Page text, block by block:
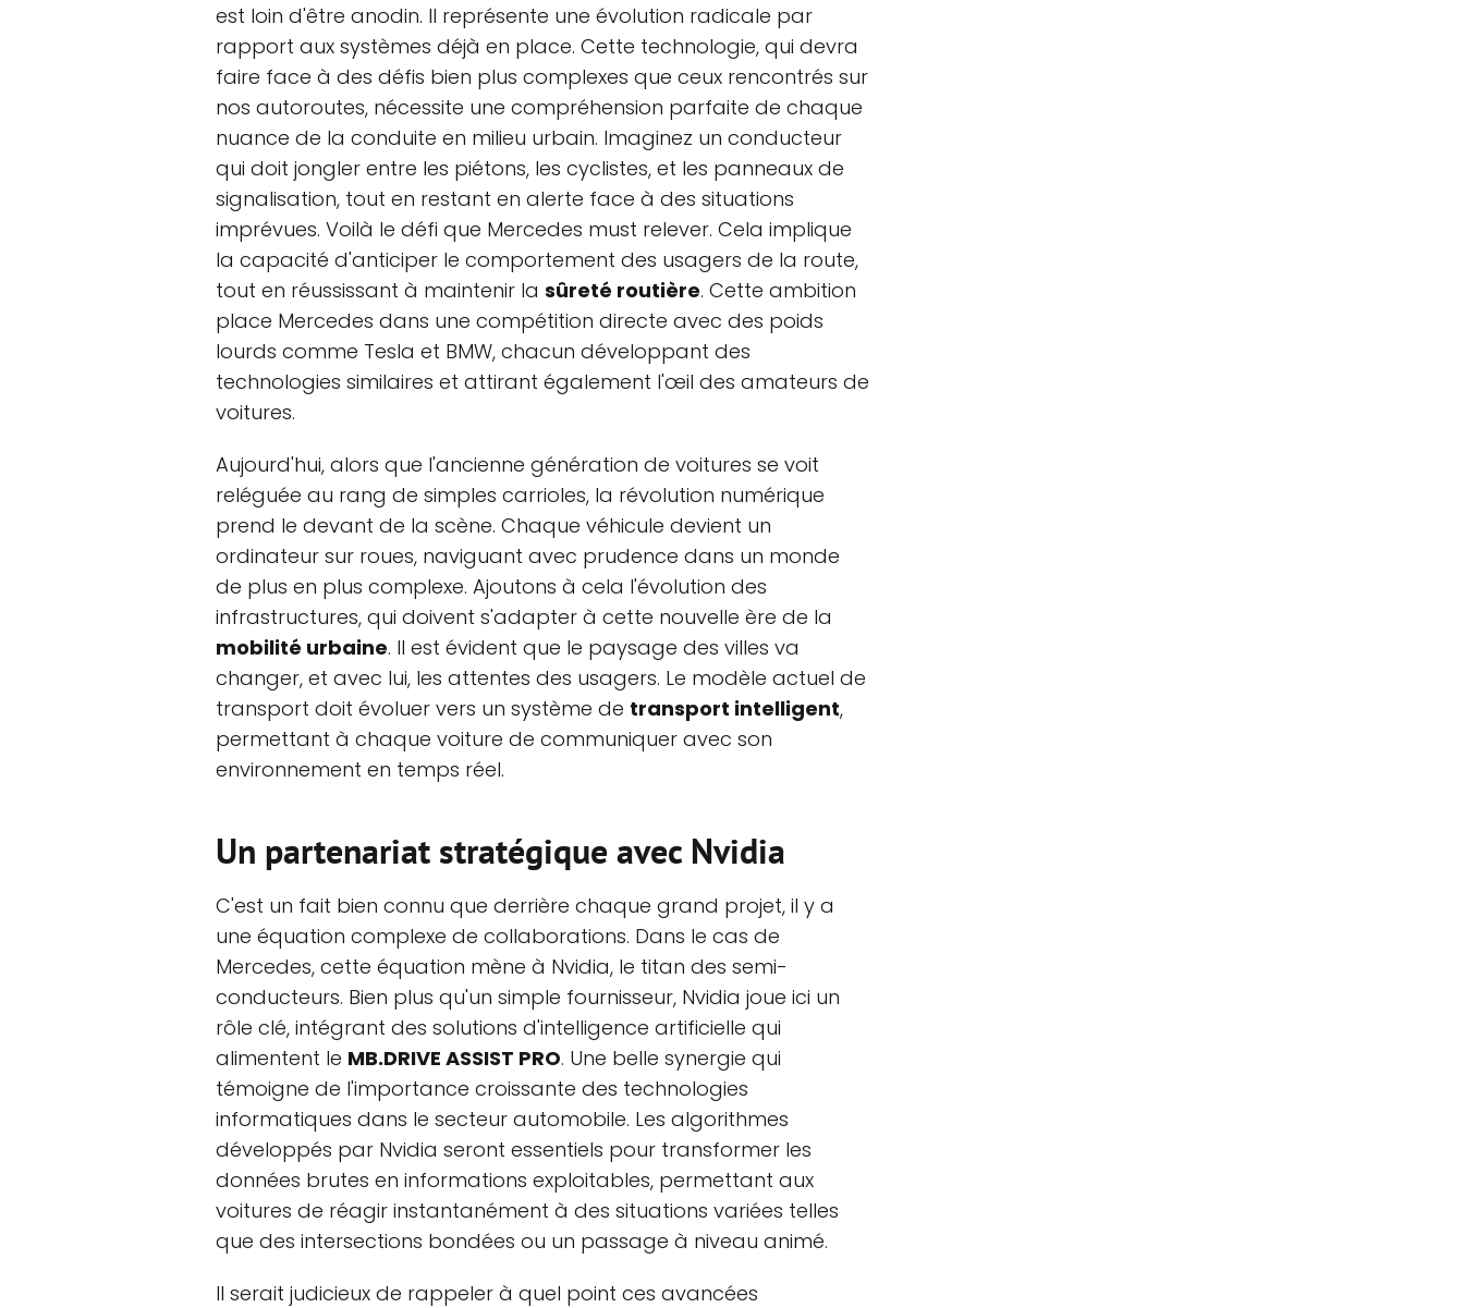
est loin d'être anodin. Il représente une évolution radicale par
rapport aux systèmes déjà en place. Cette technologie, qui devra
faire face à des défis bien plus complexes que ceux rencontrés sur
nos autoroutes, nécessite une compréhension parfaite de chaque
nuance de la conduite en milieu urbain. Imaginez un conducteur
qui doit jongler entre les piétons, les cyclistes, et les panneaux de
signalisation, tout en restant en alerte face à des situations
imprévues. Voilà le défi que Mercedes must relever. Cela implique
la capacité d'anticiper le comportement des usagers de la route,
tout en réussissant à maintenir la sûreté routière. Cette ambition
place Mercedes dans une compétition directe avec des poids
lourds comme Tesla et BMW, chacun développant des
technologies similaires et attirant également l'œil des amateurs de
voitures.
Aujourd'hui, alors que l'ancienne génération de voitures se voit
reléguée au rang de simples carrioles, la révolution numérique
prend le devant de la scène. Chaque véhicule devient un
ordinateur sur roues, naviguant avec prudence dans un monde
de plus en plus complexe. Ajoutons à cela l'évolution des
infrastructures, qui doivent s'adapter à cette nouvelle ère de la
mobilité urbaine. Il est évident que le paysage des villes va
changer, et avec lui, les attentes des usagers. Le modèle actuel de
transport doit évoluer vers un système de transport intelligent,
permettant à chaque voiture de communiquer avec son
environnement en temps réel.
Un partenariat stratégique avec Nvidia
C'est un fait bien connu que derrière chaque grand projet, il y a
une équation complexe de collaborations. Dans le cas de
Mercedes, cette équation mène à Nvidia, le titan des semi-
conducteurs. Bien plus qu'un simple fournisseur, Nvidia joue ici un
rôle clé, intégrant des solutions d'intelligence artificielle qui
alimentent le MB.DRIVE ASSIST PRO. Une belle synergie qui
témoigne de l'importance croissante des technologies
informatiques dans le secteur automobile. Les algorithmes
développés par Nvidia seront essentiels pour transformer les
données brutes en informations exploitables, permettant aux
voitures de réagir instantanément à des situations variées telles
que des intersections bondées ou un passage à niveau animé.
Il serait judicieux de rappeler à quel point ces avancées